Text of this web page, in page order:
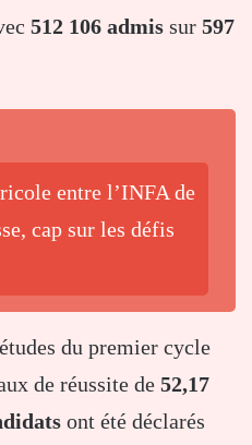
512 106 admis sur 597
entre l’INFA de
cap sur les défis
du premier cycle
de réussite de 52,17
ont été déclarés